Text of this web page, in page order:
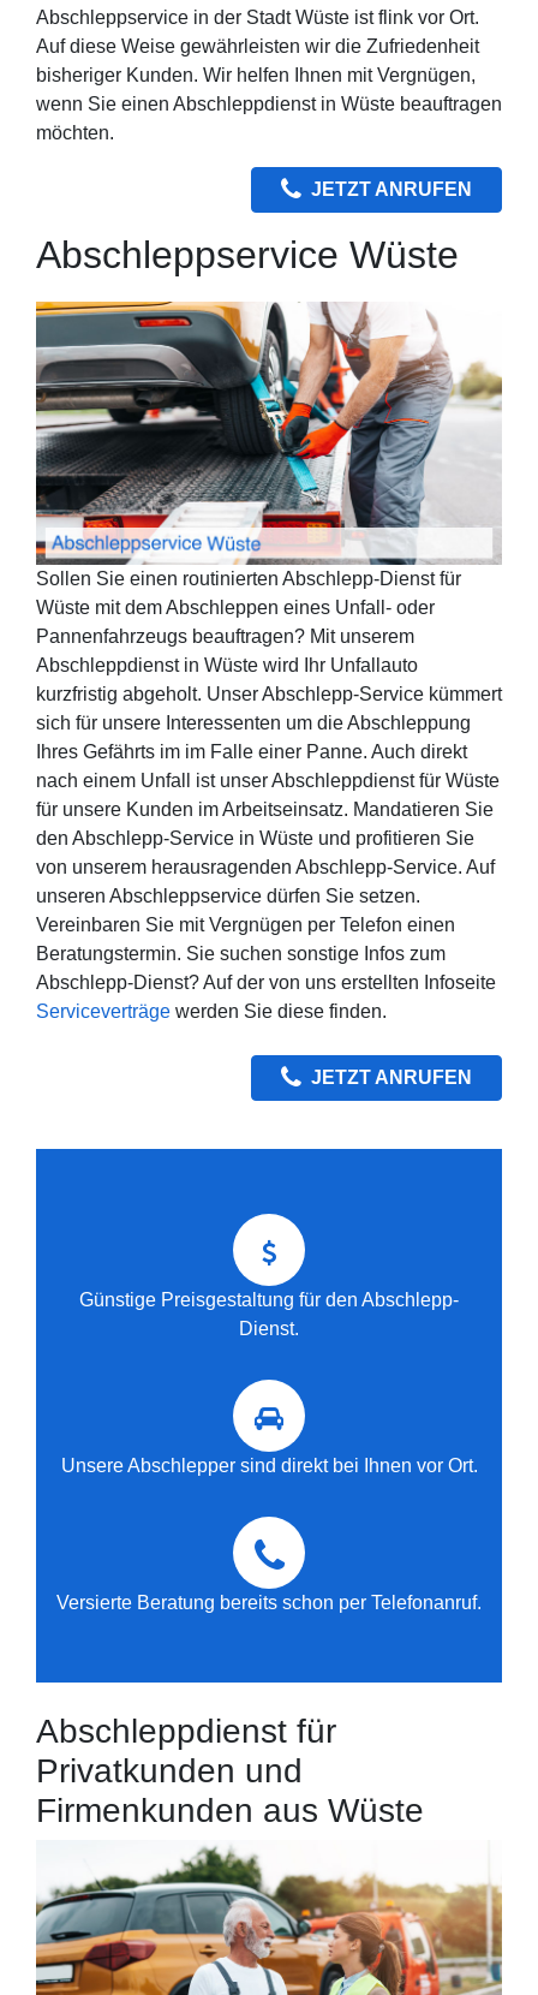
Abschleppservice in der Stadt Wüste ist flink vor Ort.
Auf diese Weise gewährleisten wir die Zufriedenheit
bisheriger Kunden. Wir helfen Ihnen mit Vergnügen,
wenn Sie einen Abschleppdienst in Wüste beauftragen
möchten.
JETZT ANRUFEN
Abschleppservice Wüste
Sollen Sie einen routinierten Abschlepp-Dienst für
Wüste mit dem Abschleppen eines Unfall- oder
Pannenfahrzeugs beauftragen? Mit unserem
Abschleppdienst in Wüste wird Ihr Unfallauto
kurzfristig abgeholt. Unser Abschlepp-Service kümmert
sich für unsere Interessenten um die Abschleppung
Ihres Gefährts im im Falle einer Panne. Auch direkt
nach einem Unfall ist unser Abschleppdienst für Wüste
für unsere Kunden im Arbeitseinsatz. Mandatieren Sie
den Abschlepp-Service in Wüste und profitieren Sie
von unserem herausragenden Abschlepp-Service. Auf
unseren Abschleppservice dürfen Sie setzen.
Vereinbaren Sie mit Vergnügen per Telefon einen
Beratungstermin. Sie suchen sonstige Infos zum
Abschlepp-Dienst? Auf der von uns erstellten Infoseite
Serviceverträge werden Sie diese finden.
JETZT ANRUFEN
Günstige Preisgestaltung für den Abschlepp-
Dienst.
Unsere Abschlepper sind direkt bei Ihnen vor Ort.
Versierte Beratung bereits schon per Telefonanruf.
Abschleppdienst für
Privatkunden und
Firmenkunden aus Wüste